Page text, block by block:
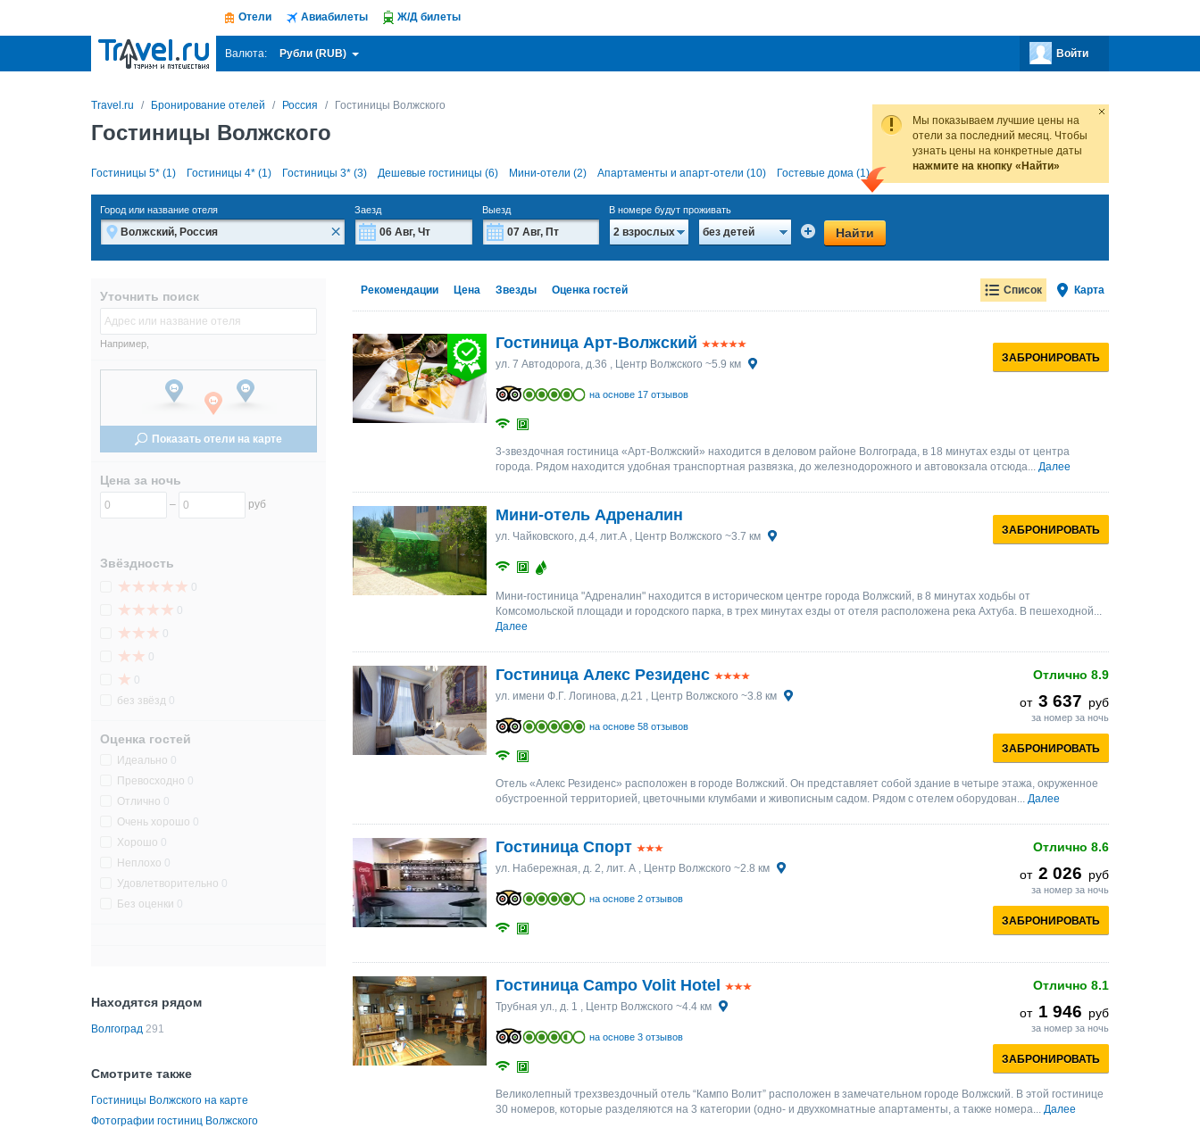
Отели Авиабилеты Ж/Д билеты
Валюта: Рубли (RUB) Войти
Travel.ru Бронирование отелей Россия Гостиницы Волжского
Гостиницы Волжского
Гостиницы 5* (1) Гостиницы 4* (1) Гостиницы 3* (3) Дешевые гостиницы (6) Мини-отели (2) Апартаменты и апарт-отели (10) Гостевые дома (1) Все предложения (25)
Мы показываем лучшие цены на
отели за последний месяц. Чтобы
узнать цены на конкретные даты
нажмите на кнопку «Найти»
Город или название отеля
×
Заезд
28 31
10 11 12 13 14
17 18 19 20 21 22 23
24 25 27 28
4 5 6
Выезд
28
10 11 12 13 14 16
17 18 19 20 21 22 23
24 25 26 27 28
4 5 6
В номере будут проживать
2 взрослых без детей Найти
Уточнить поиск
Например,
Показать отели на карте
Цена за ночь
– руб
Звёздность
0
0
0
0
0
без звёзд 0
Оценка гостей
Идеально 0
Превосходно 0
Отлично 0
Очень хорошо 0
Хорошо 0
Неплохо 0
Удовлетворительно 0
Без оценки 0
Находятся рядом
Волгоград 291
Смотрите также
Гостиницы Волжского на карте
Фотографии гостиниц Волжского
Список Карта
Рекомендации Цена Звезды Оценка гостей
ЗАБРОНИРОВАТЬ
Гостиница Арт-Волжский
ул. 7 Автодорога, д.36 , Центр Волжского ~5.9 км
на основе 17 отзывов
3-звездочная гостиница «Арт-Волжский» находится в деловом районе Волгограда, в 18 минутах езды от центра
города. Рядом находится удобная транспортная развязка, до железнодорожного и автовокзала отсюда... Далее
ЗАБРОНИРОВАТЬ
Мини-отель Адреналин
ул. Чайковского, д.4, лит.А, Центр Волжского ~3.7 км
Мини-гостиница "Адреналин" находится в историческом центре города Волжский, в 8 минутах ходьбы от
Комсомольской площади и городского парка, в трех минутах езды от отеля расположена река Ахтуба. В пешеходной...
Далее
Отлично 8.9
от 3 637 руб
за номер за ночь
ЗАБРОНИРОВАТЬ
Гостиница Алекс Резиденс
ул. имени Ф.Г. Логинова, д.21 , Центр Волжского ~3.8 км
на основе 58 отзывов
Отель «Алекс Резиденс» расположен в городе Волжский. Он представляет собой здание в четыре этажа, окруженное
обустроенной территорией, цветочными клумбами и живописным садом. Рядом с отелем оборудован... Далее
Отлично 8.6
от 2 026 руб
за номер за ночь
ЗАБРОНИРОВАТЬ
Гостиница Спорт
ул. Набережная, д. 2, лит. А, Центр Волжского ~2.8 км
на основе 2 отзывов
Отлично 8.1
от 1 946 руб
за номер за ночь
ЗАБРОНИРОВАТЬ
Гостиница Сampo Volit Hotel
Трубная ул., д. 1 , Центр Волжского ~4.4 км
на основе 3 отзывов
Великолепный трехзвездочный отель “Кампо Волит” расположен в замечательном городе Волжский. В этой гостинице
30 номеров, которые разделяются на 3 категории (одно- и двухкомнатные апартаменты, а также номера... Далее